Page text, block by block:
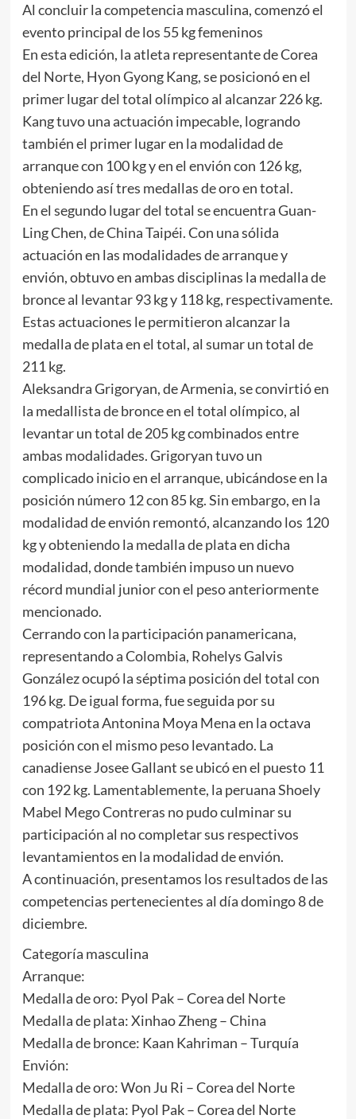
Al concluir la competencia masculina, comenzó el
evento principal de los 55 kg femeninos
En esta edición, la atleta representante de Corea
del Norte, Hyon Gyong Kang, se posicionó en el
primer lugar del total olímpico al alcanzar 226 kg.
Kang tuvo una actuación impecable, logrando
también el primer lugar en la modalidad de
arranque con 100 kg y en el envión con 126 kg,
obteniendo así tres medallas de oro en total.
En el segundo lugar del total se encuentra Guan-
Ling Chen, de China Taipéi. Con una sólida
actuación en las modalidades de arranque y
envión, obtuvo en ambas disciplinas la medalla de
bronce al levantar 93 kg y 118 kg, respectivamente.
Estas actuaciones le permitieron alcanzar la
medalla de plata en el total, al sumar un total de
211 kg.
Aleksandra Grigoryan, de Armenia, se convirtió en
la medallista de bronce en el total olímpico, al
levantar un total de 205 kg combinados entre
ambas modalidades. Grigoryan tuvo un
complicado inicio en el arranque, ubicándose en la
posición número 12 con 85 kg. Sin embargo, en la
modalidad de envión remontó, alcanzando los 120
kg y obteniendo la medalla de plata en dicha
modalidad, donde también impuso un nuevo
récord mundial junior con el peso anteriormente
mencionado.
Cerrando con la participación panamericana,
representando a Colombia, Rohelys Galvis
González ocupó la séptima posición del total con
196 kg. De igual forma, fue seguida por su
compatriota Antonina Moya Mena en la octava
posición con el mismo peso levantado. La
canadiense Josee Gallant se ubicó en el puesto 11
con 192 kg. Lamentablemente, la peruana Shoely
Mabel Mego Contreras no pudo culminar su
participación al no completar sus respectivos
levantamientos en la modalidad de envión.
A continuación, presentamos los resultados de las
competencias pertenecientes al día domingo 8 de
diciembre.
Categoría masculina
Arranque:
Medalla de oro: Pyol Pak – Corea del Norte
Medalla de plata: Xinhao Zheng – China
Medalla de bronce: Kaan Kahriman – Turquía
Envión:
Medalla de oro: Won Ju Ri – Corea del Norte
Medalla de plata: Pyol Pak – Corea del Norte